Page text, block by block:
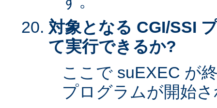
対象となる CGI/SSI
て実行できるか?
ここで suEXEC が
プログラムが開始